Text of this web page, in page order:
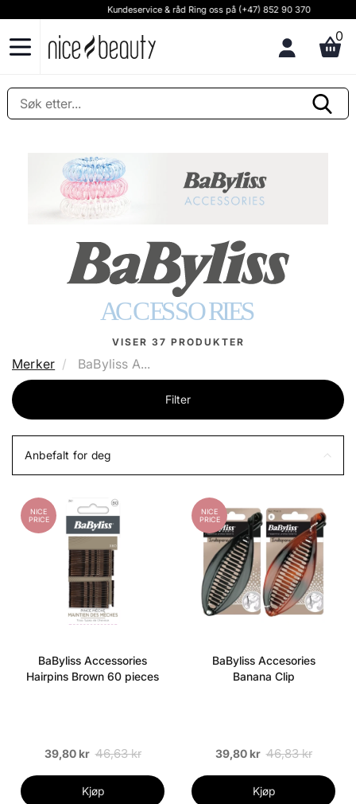
Kundeservice & råd Ring oss på (+47) 852 90 370
0
VISER 37 PRODUKTER
Merker BaByliss A...
Filter
Anbefalt for deg
NICE
PRICE
BaByliss Accessories
Hairpins Brown 60 pieces
39,80 kr 46,63 kr
Kjøp
NICE
PRICE
BaByliss Accesories
Banana Clip
39,80 kr 46,83 kr
Kjøp